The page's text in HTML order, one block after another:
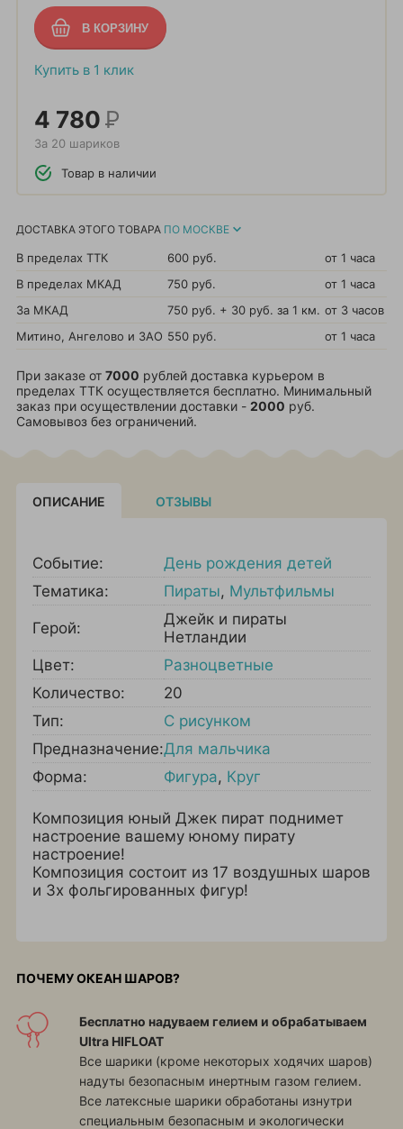
Купить в 1 клик
4 780Р
За 20 шариков
Товар в наличии
ДОСТАВКА ЭТОГО ТОВАРА ПО МОСКВЕ
В пределах ТТК 600 руб.
от 1 часа
В пределах МКАД
750 руб.
от 1 часа
За МКАД
750 руб. + 30 руб. за 1 км. от 3 часов
Митино, Ангелово и ЗАО 550 руб. от 1 часа
При заказе от 7000 рублей доставка курьером в
пределах ТТК осуществляется бесплатно. Минимальный
заказ при осуществлении доставки - 2000 руб.
Самовывоз без ограничений.
ОПИСАНИЕ ОТЗЫВЫ
Событие:
День рождения детей
Тематика:
Пираты, Мультфильмы
Герой:
Джейк и пираты
Нетландии
Цвет:
Разноцветные
Количество:
20
Тип:
С рисунком
Предназначение:Для мальчика
Форма:
Фигура, Круг
Композиция юный Джек пират поднимет
настроение вашему юному пирату
настроение!
Композиция состоит из 17 воздушных шаров
и 3х фольгированных фигур!
ПОЧЕМУ ОКЕАН ШАРОВ?
Бесплатно надуваем гелием и обрабатываем
Ultra HIFLOAT
Все шарики (кроме некоторых ходячих шаров)
надуты безопасным инертным газом гелием.
Все латексные шарики обработаны изнутри
специальным безопасным и экологически